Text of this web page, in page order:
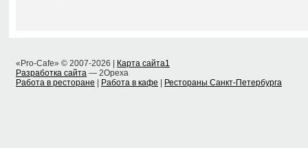
«Pro-Cafe» © 2007-2026 | Карта сайта1
Разработка сайта — 2Opexa
Работа в ресторане | Работа в кафе | Рестораны Санкт-Петербурга